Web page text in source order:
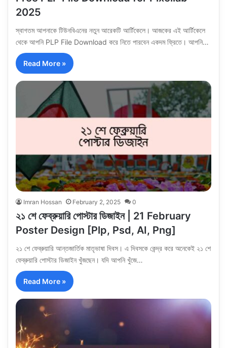
2025
স্বাগতম আপনাকে টিউনবিএনের নতুন আরেকটি আর্টিকেলে। আজকের এই আর্টিকেলে
থেকে আপনি PLP File Download করে নিতে পারবেন একদম ফ্রিতে। আপনি…
Read More »
Imran Hossan February 2, 2025 0
২১ শে ফেব্রুয়ারি পোস্টার ডিজাইন | 21 February
Poster Design [Plp, Psd, AI, Png]
২১ শে ফেব্রুয়ারি আন্তজার্তিক মাতৃভাষা দিবস। এ দিবসকে কেন্দ্র করে অনেকেই ২১ শে
ফেব্রুয়ারি পোস্টার ডিজাইন খুঁজছেন। যদি আপনি খুঁজে…
Read More »